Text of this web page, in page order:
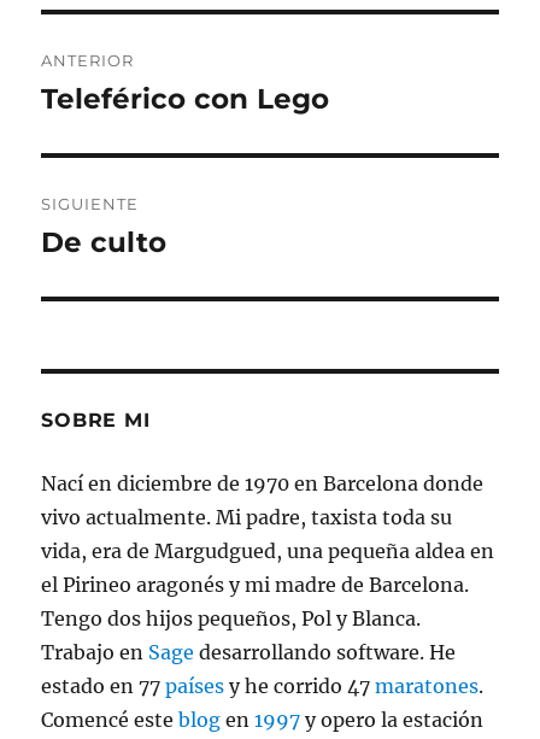
de
ANTERIOR
Entrada
Teleférico con Lego
SIGUIENTE
Entrada
De culto
SOBRE MI
Nací en diciembre de 1970 en Barcelona donde
vivo actualmente. Mi padre, taxista toda su
vida, era de Margudgued, una pequeña aldea en
el Pirineo aragonés y mi madre de Barcelona.
Tengo dos hijos pequeños, Pol y Blanca.
Trabajo en Sage desarrollando software. He
estado en 77países y he corrido 47maratones.
Comencé esteblog en1997 y opero la estación